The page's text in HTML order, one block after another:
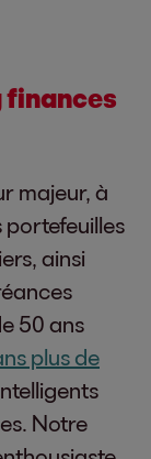
finances
majeur, à
portefeuilles
ainsi
50 ans
plus de
Notre